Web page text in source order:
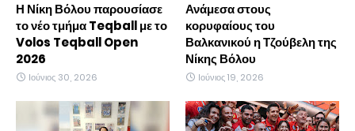
Η Νίκη Βόλου παρουσίασε
το νέο τμήμα Teqball με το
Volos Teqball Open
2026
Ιούνιος 30, 2026
Ανάμεσα στους
κορυφαίους του
Βαλκανικού η Τζούβελη της
Νίκης Βόλου
Ιούνιος 19, 2026